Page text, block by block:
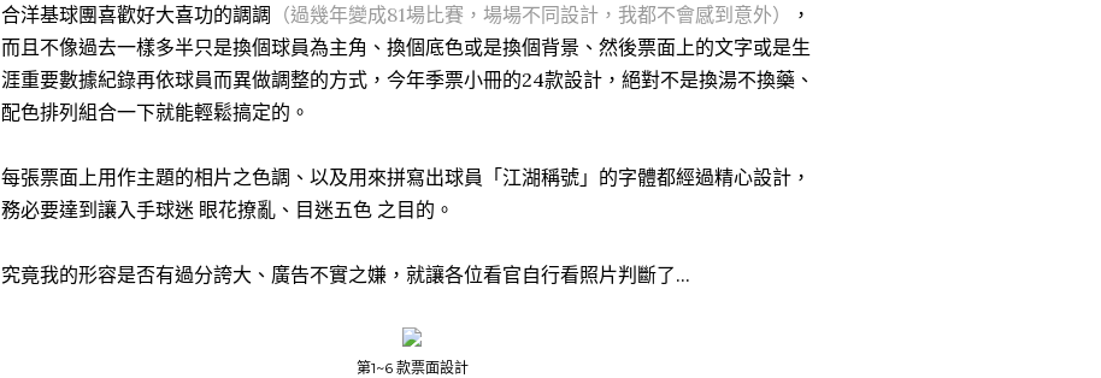
合洋基球團喜歡好大喜功的調調 （過幾年變成81場比賽，場場不同設計，我都不會感到意外）
，
而且不像過去一樣多半只是換個球員為主角、換個底色或是換個背景、然後票面上的文字或是生
涯重要數據紀錄再依球員而異做調整的方式，今年季票小冊的24款設計，絕對不是換湯不換藥、
配色排列組合一下就能輕鬆搞定的。
每張票面上用作主題的相片之色調、以及用來拼寫出球員「江湖稱號」的字體都經過精心設計，
務必要達到讓入手球迷 眼花撩亂、目迷五色 之目的。
究竟我的形容是否有過分誇大、廣告不實之嫌，就讓各位看官自行看照片判斷了...
第1~6 款票面設計